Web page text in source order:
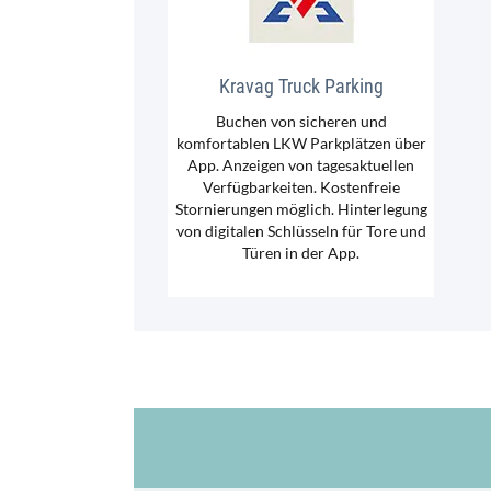
Kravag Truck Parking
Buchen von sicheren und
komfortablen LKW Parkplätzen über
App. Anzeigen von tagesaktuellen
Verfügbarkeiten. Kostenfreie
Stornierungen möglich. Hinterlegung
von digitalen Schlüsseln für Tore und
Türen in der App.